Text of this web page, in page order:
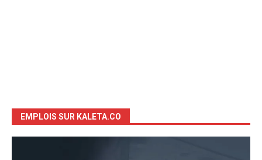
EMPLOIS SUR KALETA.CO